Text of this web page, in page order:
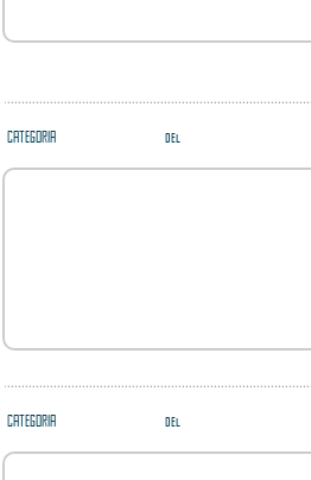
CATEGORIA del
CATEGORIA del